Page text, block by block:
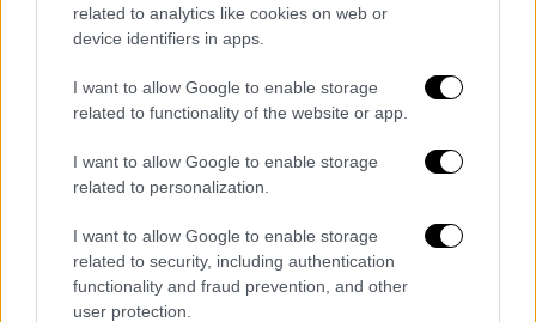
related to analytics like cookies on web or
device identifiers in apps.
I want to allow Google to enable storage
related to functionality of the website or app.
I want to allow Google to enable storage
related to personalization.
I want to allow Google to enable storage
related to security, including authentication
functionality and fraud prevention, and other
user protection.
4. Με μπανάνα, μήλο, ηλιόσπορους και
γιαούρτι
μπανάνα,1/2μήλο,1χούφτα, παγωμένα
berries,3-4φράουλες,
κουταλάκι του γλυκού ηλιόσποροι,2
κουταλιές της σούπας γιαούρτι 2%,
κούπα γάλα 1,5%,1κουταλάκι του γλυκού